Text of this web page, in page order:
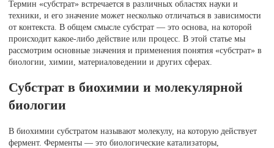
Термин «субстрат» встречается в различных областях науки и
техники, и его значение может несколько отличаться в зависимости
от контекста. В общем смысле субстрат — это основа, на которой
происходит какое-либо действие или процесс. В этой статье мы
рассмотрим основные значения и применения понятия «субстрат» в
биологии, химии, материаловедении и других сферах.
Субстрат в биохимии и молекулярной
биологии
В биохимии субстратом называют молекулу, на которую действует
фермент. Ферменты — это биологические катализаторы,